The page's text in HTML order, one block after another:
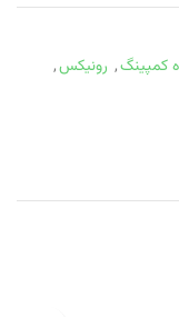
کمپینگ, رونیکس,